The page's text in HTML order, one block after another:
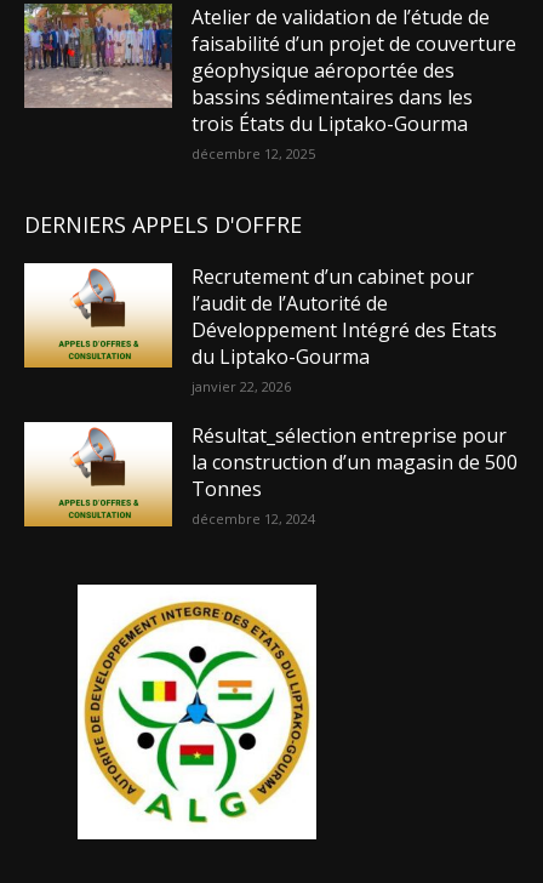
Atelier de validation de l’étude de
faisabilité d’un projet de couverture
géophysique aéroportée des
bassins sédimentaires dans les
trois États du Liptako-Gourma
décembre 12, 2025
DERNIERS APPELS D'OFFRE
Recrutement d’un cabinet pour
l’audit de l’Autorité de
Développement Intégré des Etats
du Liptako-Gourma
janvier 22, 2026
Résultat_sélection entreprise pour
la construction d’un magasin de 500
Tonnes
décembre 12, 2024